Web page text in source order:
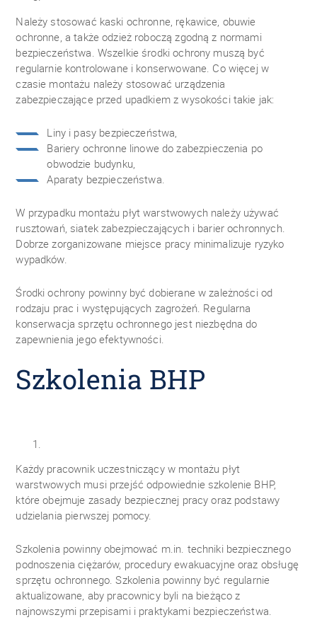
Należy stosować kaski ochronne, rękawice, obuwie
ochronne, a także odzież roboczą zgodną z normami
bezpieczeństwa. Wszelkie środki ochrony muszą być
regularnie kontrolowane i konserwowane. Co więcej w
czasie montażu należy stosować urządzenia
zabezpieczające przed upadkiem z wysokości takie jak:
Liny i pasy bezpieczeństwa,
Bariery ochronne linowe do zabezpieczenia po
obwodzie budynku,
Aparaty bezpieczeństwa.
W przypadku montażu płyt warstwowych należy używać
rusztowań, siatek zabezpieczających i barier ochronnych.
Dobrze zorganizowane miejsce pracy minimalizuje ryzyko
wypadków.
Środki ochrony powinny być dobierane w zależności od
rodzaju prac i występujących zagrożeń. Regularna
konserwacja sprzętu ochronnego jest niezbędna do
zapewnienia jego efektywności.
Szkolenia BHP
Każdy pracownik uczestniczący w montażu płyt
warstwowych musi przejść odpowiednie szkolenie BHP,
które obejmuje zasady bezpiecznej pracy oraz podstawy
udzielania pierwszej pomocy.
Szkolenia powinny obejmować m.in. techniki bezpiecznego
podnoszenia ciężarów, procedury ewakuacyjne oraz obsługę
sprzętu ochronnego. Szkolenia powinny być regularnie
aktualizowane, aby pracownicy byli na bieżąco z
najnowszymi przepisami i praktykami bezpieczeństwa.